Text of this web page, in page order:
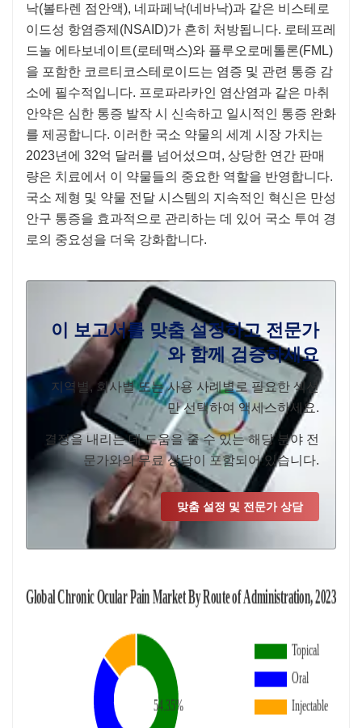
낙(볼타렌 점안액), 네파페낙(네바낙)과 같은 비스테로
이드성 항염증제(NSAID)가 흔히 처방됩니다. 로테프레
드놀 에타보네이트(로테맥스)와 플루오로메톨론(FML)
을 포함한 코르티코스테로이드는 염증 및 관련 통증 감
소에 필수적입니다. 프로파라카인 염산염과 같은 마취
안약은 심한 통증 발작 시 신속하고 일시적인 통증 완화
를 제공합니다. 이러한 국소 약물의 세계 시장 가치는
2023년에 32억 달러를 넘어섰으며, 상당한 연간 판매
량은 치료에서 이 약물들의 중요한 역할을 반영합니다.
국소 제형 및 약물 전달 시스템의 지속적인 혁신은 만성
안구 통증을 효과적으로 관리하는 데 있어 국소 투여 경
로의 중요성을 더욱 강화합니다.
이 보고서를 맞춤 설정하고 전문가
와 함께 검증하세요
지역별, 회사별 또는 사용 사례별로 필요한 섹션
만 선택하여 액세스하세요.
결정을 내리는 데 도움을 줄 수 있는 해당 분야 전
문가와의 무료 상담이 포함되어 있습니다.
맞춤 설정 및 전문가 상담